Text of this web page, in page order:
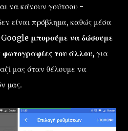
να κάνουν γούτσου -
είναι πρόβλημα, καθώς μέσα
Google μπορούμε να δώσουμε
φωτογραφίες του άλλου, για
μας όταν θέλουμε να
μας.